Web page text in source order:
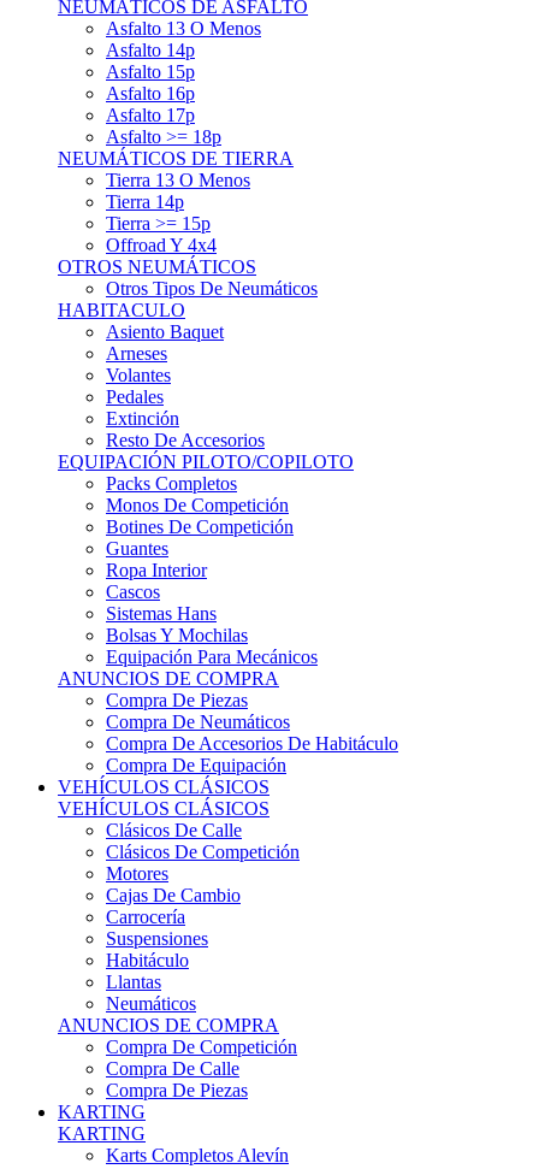
NEUMÁTICOS DE ASFALTO
Asfalto 13 O Menos
Asfalto 14p
Asfalto 15p
Asfalto 16p
Asfalto 17p
Asfalto >= 18p
NEUMÁTICOS DE TIERRA
Tierra 13 O Menos
Tierra 14p
Tierra >= 15p
Offroad Y 4x4
OTROS NEUMÁTICOS
Otros Tipos De Neumáticos
HABITACULO
Asiento Baquet
Arneses
Volantes
Pedales
Extinción
Resto De Accesorios
EQUIPACIÓN PILOTO/COPILOTO
Packs Completos
Monos De Competición
Botines De Competición
Guantes
Ropa Interior
Cascos
Sistemas Hans
Bolsas Y Mochilas
Equipación Para Mecánicos
ANUNCIOS DE COMPRA
Compra De Piezas
Compra De Neumáticos
Compra De Accesorios De Habitáculo
Compra De Equipación
VEHÍCULOS CLÁSICOS
VEHÍCULOS CLÁSICOS
Clásicos De Calle
Clásicos De Competición
Motores
Cajas De Cambio
Carrocería
Suspensiones
Habitáculo
Llantas
Neumáticos
ANUNCIOS DE COMPRA
Compra De Competición
Compra De Calle
Compra De Piezas
KARTING
KARTING
Karts Completos Alevín